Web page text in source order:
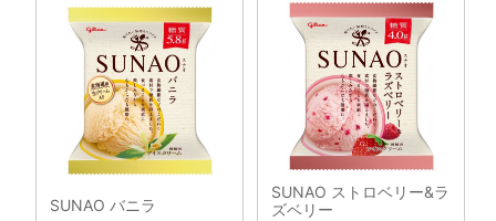
SUNAO バニラ
SUNAO ストロベリー&ラ
ズベリー